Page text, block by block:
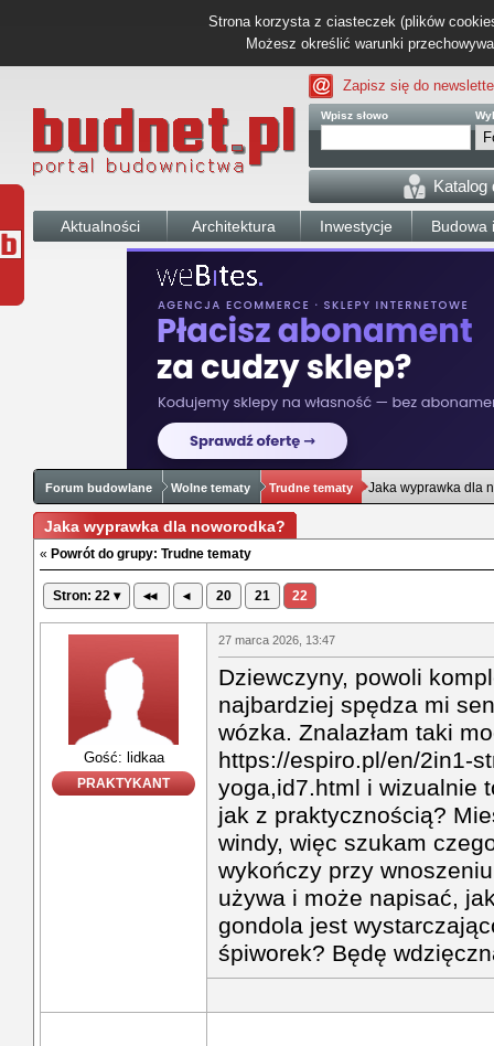
Strona korzysta z ciasteczek (plików
Możesz określić warunki
Zapisz się do
Wpisz słowo
Katalog
Aktualności Architektura Inwestycje Budowa
Forum budowlane Wolne tematy Trudne tematy Jaka wyprawka dla
Jaka wyprawka dla noworodka?
« Powrót do grupy: Trudne tematy
Stron: 22 ▾ ◂◂ ◂ 20 21 22
Gość: lidkaa
PRAKTYKANT
27 marca 2026, 13:47
Dziewczyny, powoli
najbardziej spędza mi
wózka. Znalazłam taki
https://espiro.pl/en/2in1-
yoga,id7.html i wizualnie
jak z praktycznością?
windy, więc szukam
wykończy przy
używa i może napisać,
gondola jest
śpiworek? Będę